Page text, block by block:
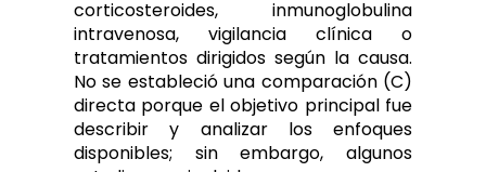
corticosteroides, inmunoglobulina
intravenosa, vigilancia clínica o
tratamientos dirigidos según la causa.
No se estableció una comparación (C)
directa porque el objetivo principal fue
describir y analizar los enfoques
disponibles; sin embargo, algunos